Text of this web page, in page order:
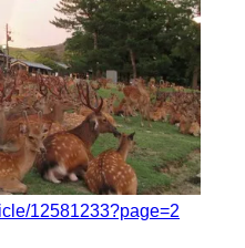
12581233?page=2